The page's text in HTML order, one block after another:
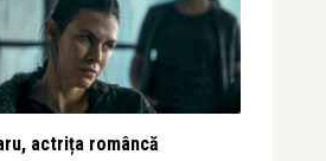
actrița româncă